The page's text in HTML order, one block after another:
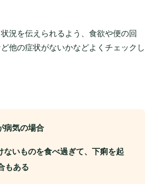
況を伝えられるよう、食欲や便の回
他の症状がないかなどよくチェックし
病気の場合
ないものを食べ過ぎて、下痢を起
もある